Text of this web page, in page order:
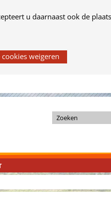
u daarnaast ook de